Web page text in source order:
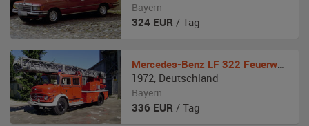
Bayern
324 EUR / Tag
Mercedes-Benz LF 322 Feuerwehr Drehleiter
1972, Deutschland
Bayern
336 EUR / Tag